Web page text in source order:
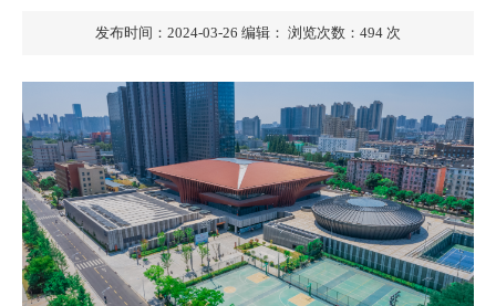
发布时间：2024-03-26 编辑： 浏览次数： 494 次